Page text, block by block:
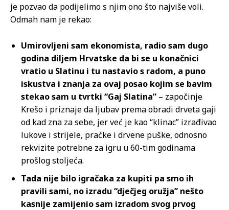
je pozvao da podijelimo s njim ono što najviše voli.
Odmah nam je rekao:
Umirovljeni sam ekonomista, radio sam dugo
godina diljem Hrvatske da bi se u konačnici
vratio u Slatinu i tu nastavio s radom, a puno
iskustva i znanja za ovaj posao kojim se bavim
stekao sam u tvrtki “Gaj Slatina” – započinje
Krešo i priznaje da ljubav prema obradi drveta gaji
od kad zna za sebe, jer već je kao “klinac” izrađivao
lukove i strijele, praćke i drvene puške, odnosno
rekvizite potrebne za igru u 60-tim godinama
prošlog stoljeća.
Tada nije bilo igračaka za kupiti pa smo ih
pravili sami, no izradu “dječjeg oružja” nešto
kasnije zamijenio sam izradom svog prvog